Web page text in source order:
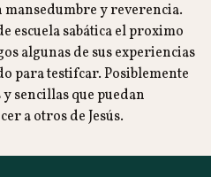
y reverencia.
escuela sabática el proximo
algunas de sus experiencias
para testifcar. Posiblemente
sencillas que puedan
a otros de Jesús.